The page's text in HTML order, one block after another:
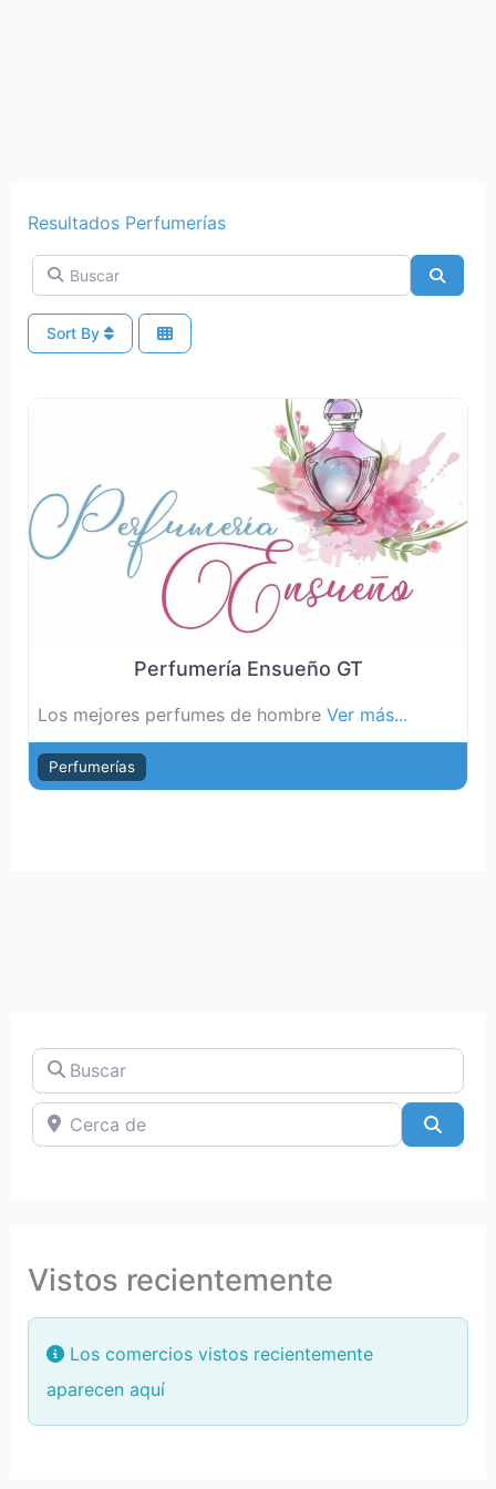
Resultados Perfumerías
Buscar
Sort By
Perfumería Ensueño GT
Los mejores perfumes de hombre Ver más...
Perfumerías
Buscar
Cerca de
Vistos recientemente
Los comercios vistos recientemente
aparecen aquí